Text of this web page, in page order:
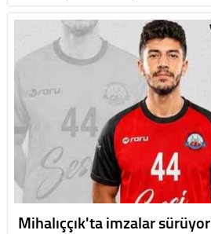
Mihalıççık'ta imzalar sürüyor